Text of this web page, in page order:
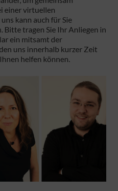
einer virtuellen
kann auch für Sie
Bitte tragen Sie Ihr Anliegen in
ein mitsamt der
uns innerhalb kurzer Zeit
helfen können.